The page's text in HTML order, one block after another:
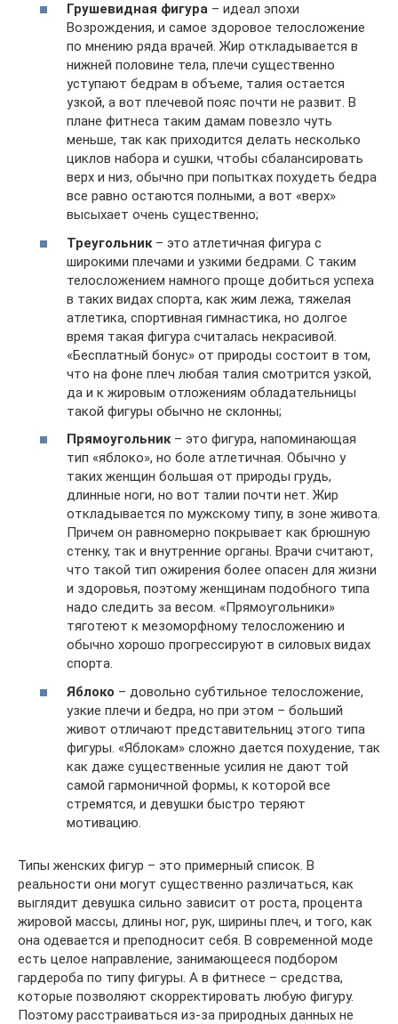
Грушевидная фигура – идеал эпохи
Возрождения, и самое здоровое телосложение
по мнению ряда врачей. Жир откладывается в
нижней половине тела, плечи существенно
уступают бедрам в объеме, талия остается
узкой, а вот плечевой пояс почти не развит. В
плане фитнеса таким дамам повезло чуть
меньше, так как приходится делать несколько
циклов набора и сушки, чтобы сбалансировать
верх и низ, обычно при попытках похудеть бедра
все равно остаются полными, а вот «верх»
высыхает очень существенно;
Треугольник– это атлетичная фигура с
широкими плечами и узкими бедрами. С таким
телосложением намного проще добиться успеха
в таких видах спорта, как жим лежа, тяжелая
атлетика, спортивная гимнастика, но долгое
время такая фигура считалась некрасивой.
«Бесплатный бонус» от природы состоит в том,
что на фоне плеч любая талия смотрится узкой,
да и к жировым отложениям обладательницы
такой фигуры обычно не склонны;
Прямоугольник– это фигура, напоминающая
тип «яблоко», но боле атлетичная. Обычно у
таких женщин большая от природы грудь,
длинные ноги, но вот талии почти нет. Жир
откладывается по мужскому типу, в зоне живота.
Причем он равномерно покрывает как брюшную
стенку, так и внутренние органы. Врачи считают,
что такой тип ожирения более опасен для жизни
и здоровья, поэтому женщинам подобного типа
надо следить за весом. «Прямоугольники»
тяготеют к мезоморфному телосложению и
обычно хорошо прогрессируют в силовых видах
спорта.
Яблоко – довольно субтильное телосложение,
узкие плечи и бедра, но при этом – больший
живот отличают представительниц этого типа
фигуры. «Яблокам» сложно дается похудение, так
как даже существенные усилия не дают той
самой гармоничной формы, к которой все
стремятся, и девушки быстро теряют
мотивацию.
Типы женских фигур – это примерный список. В
реальности они могут существенно различаться, как
выглядит девушка сильно зависит от роста, процента
жировой массы, длины ног, рук, ширины плеч, и того, как
она одевается и преподносит себя. В современной моде
есть целое направление, занимающееся подбором
гардероба по типу фигуры. А в фитнесе – средства,
которые позволяют скорректировать любую фигуру.
Поэтому расстраиваться из-за природных данных не